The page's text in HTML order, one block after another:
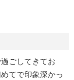
ごしてきてお
てで印象深かっ